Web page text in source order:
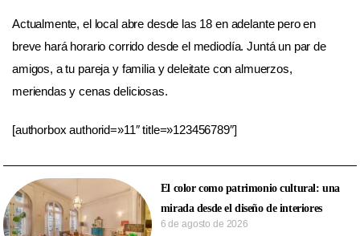
Actualmente, el local abre desde las 18 en adelante pero en
breve hará horario corrido desde el mediodía. Juntá un par de
amigos, a tu pareja y familia y deleitate con almuerzos,
meriendas y cenas deliciosas.
[authorbox authorid=»11″ title=»123456789″]
El color como patrimonio cultural: una
mirada desde el diseño de interiores
6 de agosto de 2026